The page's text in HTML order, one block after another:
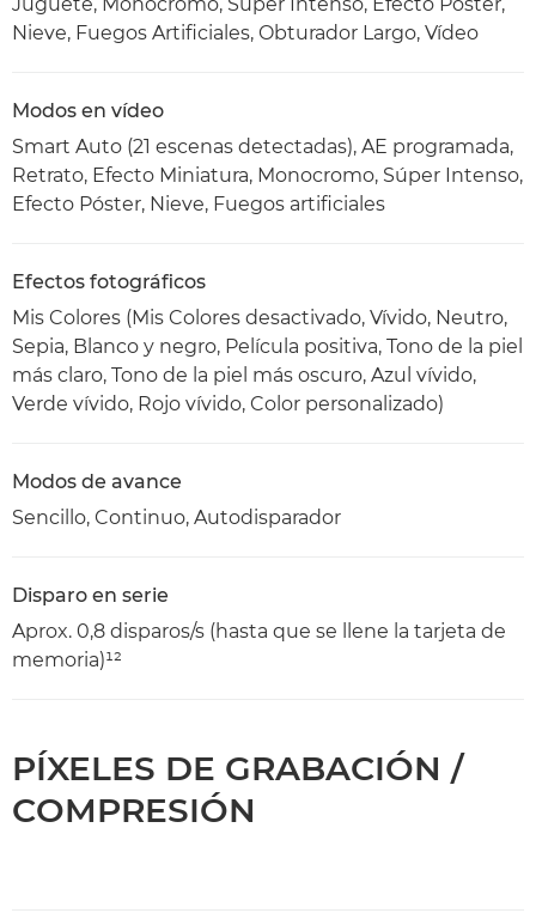
Nieve, Fuegos Artificiales, Obturador Largo, Vídeo
Modos en vídeo
Smart Auto (21 escenas detectadas), AE programada,
Retrato, Efecto Miniatura, Monocromo, Súper Intenso,
Efecto Póster, Nieve, Fuegos artificiales
Efectos fotográficos
Mis Colores (Mis Colores desactivado, Vívido, Neutro,
Sepia, Blanco y negro, Película positiva, Tono de la piel
más claro, Tono de la piel más oscuro, Azul vívido,
Verde vívido, Rojo vívido, Color personalizado)
Modos de avance
Sencillo, Continuo, Autodisparador
Disparo en serie
Aprox. 0,8 disparos/s (hasta que se llene la tarjeta de
memoria)¹²
PÍXELES DE GRABACIÓN /
COMPRESIÓN